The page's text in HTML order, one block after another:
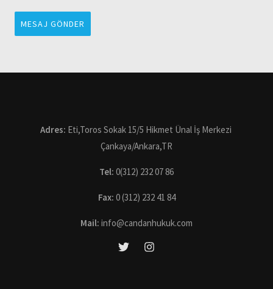
MESAJ GÖNDER
Adres: Eti,Toros Sokak 15/5 Hikmet Ünal İş Merkezi
Çankaya/Ankara,TR
Tel: 0(312) 232 07 86
Fax: 0 (312) 232 41 84
Mail: info@candanhukuk.com